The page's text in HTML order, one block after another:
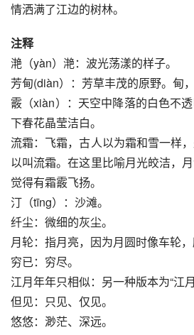
情洒满了江边的树林。
注释
滟（yàn）滟：波光荡漾的样子。
芳甸(diàn）：芳草丰茂的原野。甸
霰（xiàn）：天空中降落的白色不
下春花晶莹洁白。
流霜：飞霜，古人以为霜和雪一样
以叫流霜。在这里比喻月光皎洁，
觉得有霜霰飞扬。
汀（tīng）：沙滩。
纤尘：微细的灰尘。
月轮：指月亮，因为月圆时像车轮，
穷已：穷尽。
江月年年只相似：另一种版本为“江
但见：只见、仅见。
悠悠：渺茫、深远。